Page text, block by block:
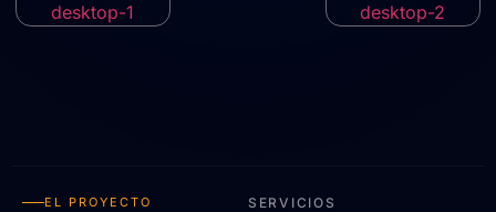
EL PROYECTO SERVICIOS